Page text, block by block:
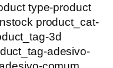
type-product
product_cat-
3d
adesivo-